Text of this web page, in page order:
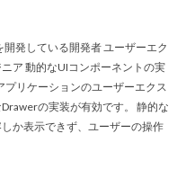
発している開発者 ユーザーエク
ア 動的なUIコンポーネントの実
プリケーションのユーザーエクス
の実装が有効です。 静的な
か表示できず、ユーザーの操作